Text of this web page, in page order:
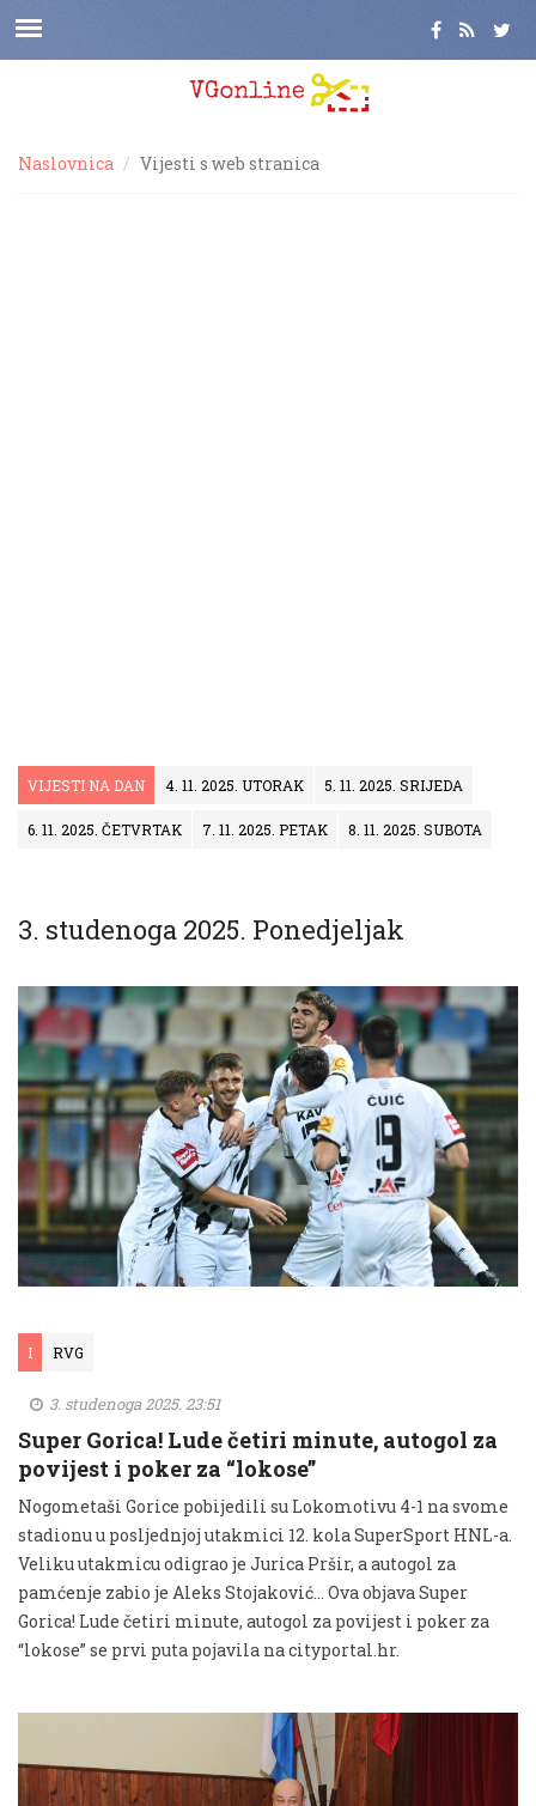
Naslovnica Vijesti s web stranica
VIJESTI NA DAN 4. 11. 2025. UTORAK 5. 11. 2025. SRIJEDA
6. 11. 2025. ČETVRTAK 7. 11. 2025. PETAK 8. 11. 2025. SUBOTA
3. studenoga 2025. Ponedjeljak
I RVG
3. studenoga 2025. 23:51
Super Gorica! Lude četiri minute, autogol za
povijest i poker za “lokose”
Nogometaši Gorice pobijedili su Lokomotivu 4-1 na svome
stadionu u posljednjoj utakmici 12. kola SuperSport HNL-a.
Veliku utakmicu odigrao je Jurica Pršir, a autogol za
pamćenje zabio je Aleks Stojaković... Ova objava Super
Gorica! Lude četiri minute, autogol za povijest i poker za
“lokose” se prvi puta pojavila na cityportal.hr.